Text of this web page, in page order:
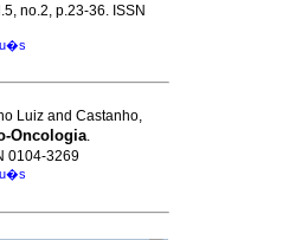
no.2, p.23-36. ISSN
Luiz and Castanho,
Oncologia.
0104-3269